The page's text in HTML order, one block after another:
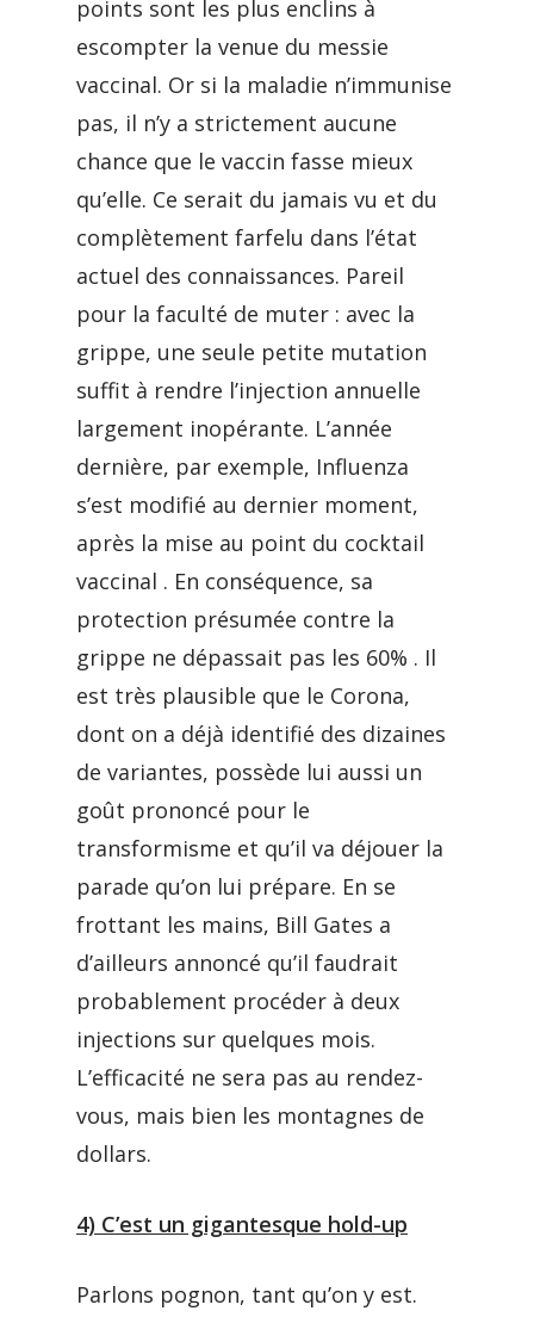
points sont les plus enclins à
escompter la venue du messie
vaccinal. Or si la maladie n’immunise
pas, il n’y a strictement aucune
chance que le vaccin fasse mieux
qu’elle. Ce serait du jamais vu et du
complètement farfelu dans l’état
actuel des connaissances. Pareil
pour la faculté de muter : avec la
grippe, une seule petite mutation
suffit à rendre l’injection annuelle
largement inopérante. L’année
dernière, par exemple, Influenza
s’est modifié au dernier moment,
après la mise au point du cocktail
vaccinal . En conséquence, sa
protection présumée contre la
grippe ne dépassait pas les 60% . Il
est très plausible que le Corona,
dont on a déjà identifié des dizaines
de variantes, possède lui aussi un
goût prononcé pour le
transformisme et qu’il va déjouer la
parade qu’on lui prépare. En se
frottant les mains, Bill Gates a
d’ailleurs annoncé qu’il faudrait
probablement procéder à deux
injections sur quelques mois.
L’efficacité ne sera pas au rendez-
vous, mais bien les montagnes de
dollars.
4) C’est un gigantesque hold-up
Parlons pognon, tant qu’on y est.